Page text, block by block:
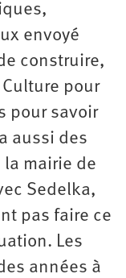
envoyé
construire,
pour
pour savoir
aussi des
mairie de
Sedelka,
pas faire ce
Les
années à